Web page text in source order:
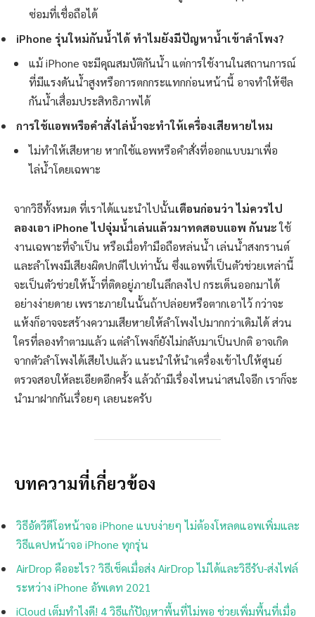
ซ่อมที่เชื่อถือได้
iPhone รุ่นใหม่กันน้ำได้ ทำไมยังมีปัญหาน้ำเข้าลำโพง?
แม้ iPhone จะมีคุณสมบัติกันน้ำ แต่การใช้งานในสถานการณ์
ที่มีแรงดันน้ำสูงหรือการตกกระแทกก่อนหน้านี้ อาจทำให้ซีล
กันน้ำเสื่อมประสิทธิภาพได้
การใช้แอพหรือคำสั่งไล่น้ำจะทำให้เครื่องเสียหายไหม
ไม่ทำให้เสียหาย หากใช้แอพหรือคำสั่งที่ออกแบบมาเพื่อ
ไล่น้ำโดยเฉพาะ
จากวิธีทั้งหมด ที่เราได้แนะนำไปนั้นเตือนก่อนว่า ไม่ควรไป
ลองเอา iPhone ไปจุ่มน้ำเล่นแล้วมาทดสอบแอพ กันนะใช้
งานเฉพาะที่จำเป็น หรือเมื่อทำมือถือหล่นน้ำ เล่นน้ำสงกรานต์
และลำโพงมีเสียงผิดปกติไปเท่านั้น ซึ่งแอพที่เป็นตัวช่วยเหล่านี้
จะเป็นตัวช่วยให้น้ำที่ติดอยู่ภายในลึกลงไป กระเด็นออกมาได้
อย่างง่ายดาย เพราะภายในนั้นถ้าปล่อยหรือตากเอาไว้ กว่าจะ
แห้งก็อาจจะสร้างความเสียหายให้ลำโพงไปมากกว่าเดิมได้ ส่วน
ใครที่ลองทำตามแล้ว แต่ลำโพงก็ยังไม่กลับมาเป็นปกติ อาจเกิด
จากตัวลำโพงได้เสียไปแล้ว แนะนำให้นำเครื่องเข้าไปให้ศูนย์
ตรวจสอบให้ละเอียดอีกครั้ง แล้วถ้ามีเรื่องไหนน่าสนใจอีก เราก็จะ
นำมาฝากกันเรื่อยๆ เลยนะครับ
บทความที่เกี่ยวข้อง
วิธีอัดวีดีโอหน้าจอ iPhone แบบง่ายๆ ไม่ต้องโหลดแอพเพิ่มและ
วิธีแคปหน้าจอ iPhone ทุกรุ่น
AirDrop คืออะไร? วิธีเช็คเมื่อส่ง AirDrop ไม่ได้และวิธีรับ-ส่งไฟล์
ระหว่าง iPhone อัพเดท 2021
iCloud เต็มทำไงดี! 4 วิธีแก้ปัญหาพื้นที่ไม่พอ ช่วยเพิ่มพื้นที่เมื่อ